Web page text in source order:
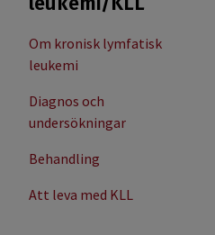
Om kronisk lymfatisk
leukemi
Diagnos och
undersökningar
Behandling
Att leva med KLL